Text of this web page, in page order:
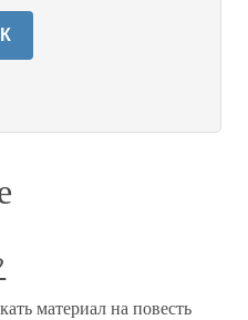
материал на повесть